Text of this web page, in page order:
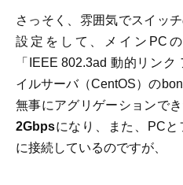
さっそく、雰囲気でスイッ
設定をして、メインPC
「IEEE 802.3ad 動的リン
イルサーバ（CentOS）の
無事にアグリゲーションでき
2Gbpsになり、また、PCと
に接続しているのですが、